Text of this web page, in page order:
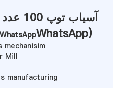
WhatsApp)
mechanisim
Mill
manufacturing